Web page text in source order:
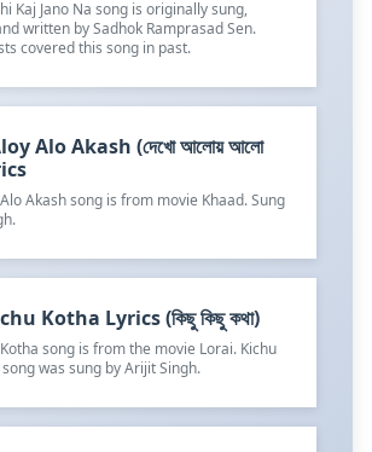
Kaj Jano Na song is originally sung,
written by Sadhok Ramprasad Sen.
covered this song in past.
Alo Akash (দেখো আলোয় আলো
Akash song is from movie Khaad. Sung
Kotha Lyrics (কিছু কিছু কথা)
song is from the movie Lorai. Kichu
was sung by Arijit Singh.